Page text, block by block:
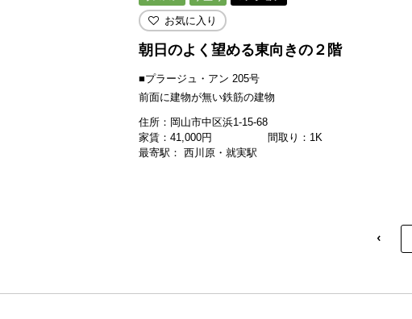
お気に入り
朝日のよく望める東向きの２階
■プラージュ・アン 205号
前面に建物が無い鉄筋の建物
住所：岡山市中区浜1-15-68
家賃： 41,000円
間取り：1K
最寄駅： 西川原・就実駅
‹